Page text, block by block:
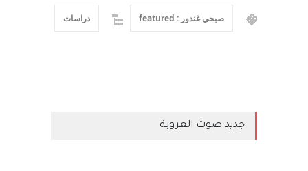
صبحي غندور : featured دراسات
جديد صوت العروبة